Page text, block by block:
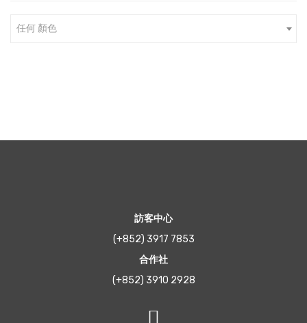
任何 顏色
訪客中心
(+852) 3917 7853
合作社
(+852) 3910 2928